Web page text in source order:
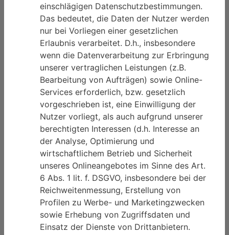
einschlägigen Datenschutzbestimmungen.
Das bedeutet, die Daten der Nutzer werden
nur bei Vorliegen einer gesetzlichen
Erlaubnis verarbeitet. D.h., insbesondere
wenn die Datenverarbeitung zur Erbringung
unserer vertraglichen Leistungen (z.B.
Bearbeitung von Aufträgen) sowie Online-
Services erforderlich, bzw. gesetzlich
vorgeschrieben ist, eine Einwilligung der
Nutzer vorliegt, als auch aufgrund unserer
berechtigten Interessen (d.h. Interesse an
der Analyse, Optimierung und
wirtschaftlichem Betrieb und Sicherheit
unseres Onlineangebotes im Sinne des Art.
6 Abs. 1 lit. f. DSGVO, insbesondere bei der
Reichweitenmessung, Erstellung von
Profilen zu Werbe- und Marketingzwecken
sowie Erhebung von Zugriffsdaten und
Einsatz der Dienste von Drittanbietern.